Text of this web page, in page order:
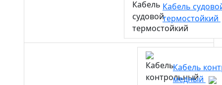
Кабель
термостойкий
Кабель
медный